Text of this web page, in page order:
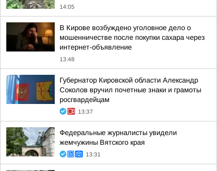
14:05
В Кирове возбуждено уголовное дело о
мошенничестве после покупки сахара через
интернет-объявление
13:48
Губернатор Кировской области Александр
Соколов вручил почетные знаки и грамоты
росгвардейцам
13:37
Федеральные журналисты увидели
жемчужины Вятского края
13:31